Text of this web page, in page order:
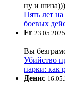
ну и
Пять лет
боевых
Fr
Вы
Убийство
парки: как
Денис